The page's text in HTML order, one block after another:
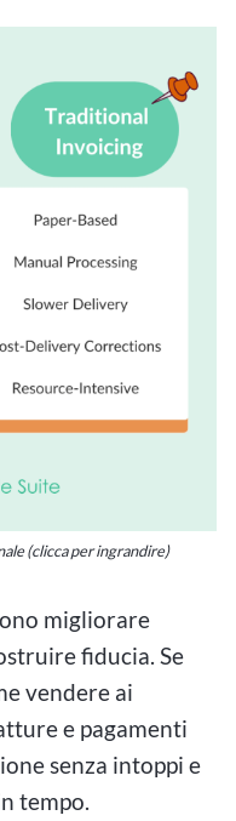
(clicca per ingrandire)
migliorare
fiducia. Se
vendere ai
e pagamenti
senza intoppi e
tempo.